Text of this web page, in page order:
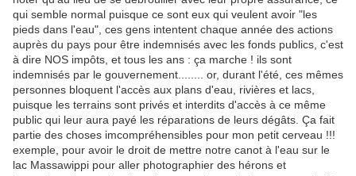
qui semble normal puisque ce sont eux qui veulent avoir "les
pieds dans l'eau", ces gens intentent chaque année des actions
auprès du pays pour être indemnisés avec les fonds publics, c'est
à dire NOS impôts, et tous les ans : ça marche ! ils sont
indemnisés par le gouvernement........ or, durant l'été, ces mêmes
personnes bloquent l'accès aux plans d'eau, rivières et lacs,
puisque les terrains sont privés et interdits d'accès à ce même
public qui leur aura payé les réparations de leurs dégâts. Ça fait
partie des choses imcompréhensibles pour mon petit cerveau !!!
exemple, pour avoir le droit de mettre notre canot à l'eau sur le
lac Massawippi pour aller photographier des hérons et